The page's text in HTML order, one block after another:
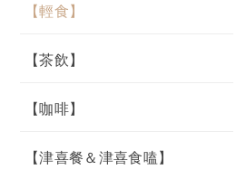
【輕食】
【茶飲】
【咖啡】
【津喜餐＆津喜食嗑】